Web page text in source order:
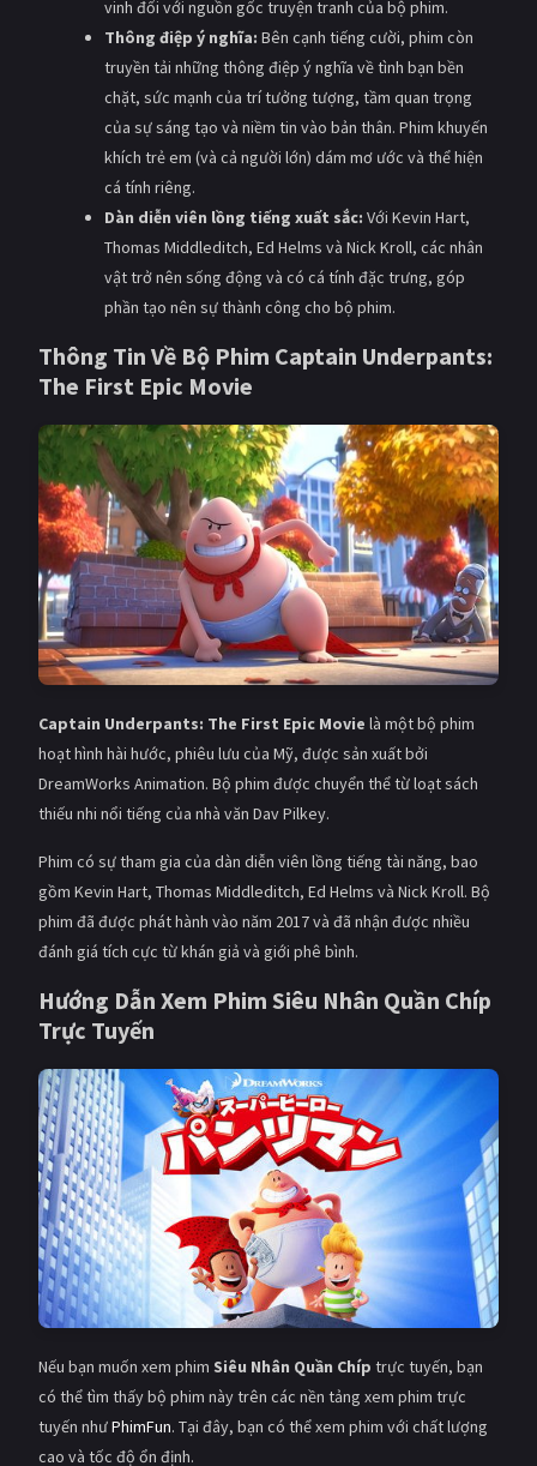
vinh đối với nguồn gốc truyện tranh của bộ phim.
Thông điệp ý nghĩa: Bên cạnh tiếng cười, phim còn
truyền tải những thông điệp ý nghĩa về tình bạn bền
chặt, sức mạnh của trí tưởng tượng, tầm quan trọng
của sự sáng tạo và niềm tin vào bản thân. Phim khuyến
khích trẻ em (và cả người lớn) dám mơ ước và thể hiện
cá tính riêng.
Dàn diễn viên lồng tiếng xuất sắc: Với Kevin Hart,
Thomas Middleditch, Ed Helms và Nick Kroll, các nhân
vật trở nên sống động và có cá tính đặc trưng, góp
phần tạo nên sự thành công cho bộ phim.
Thông Tin Về Bộ Phim Captain Underpants:
The First Epic Movie
Captain Underpants: The First Epic Movie là một bộ phim
hoạt hình hài hước, phiêu lưu của Mỹ, được sản xuất bởi
DreamWorks Animation. Bộ phim được chuyển thể từ loạt sách
thiếu nhi nổi tiếng của nhà văn Dav Pilkey.
Phim có sự tham gia của dàn diễn viên lồng tiếng tài năng, bao
gồm Kevin Hart, Thomas Middleditch, Ed Helms và Nick Kroll. Bộ
phim đã được phát hành vào năm 2017 và đã nhận được nhiều
đánh giá tích cực từ khán giả và giới phê bình.
Hướng Dẫn Xem Phim Siêu Nhân Quần Chíp
Trực Tuyến
Nếu bạn muốn xem phim Siêu Nhân Quần Chíp trực tuyến, bạn
có thể tìm thấy bộ phim này trên các nền tảng xem phim trực
tuyến nhưPhimFun. Tại đây, bạn có thể xem phim với chất lượng
cao và tốc độ ổn định.